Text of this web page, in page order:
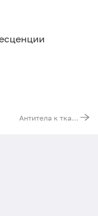
Антитела к тканевой трансглутаминазе, IgG